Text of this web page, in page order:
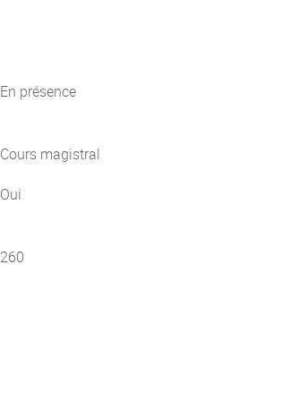
En présence
Cours magistral
Oui
260